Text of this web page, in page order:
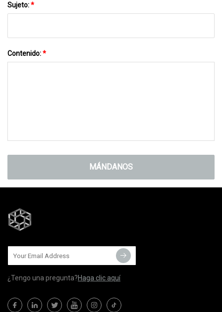
Sujeto:*
Contenido:*
MÁNDANOS
¿Tengo una pregunta?Haga clic aquí